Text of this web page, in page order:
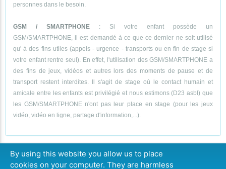
personnes dans le besoin.
GSM / SMARTPHONE : Si votre enfant possède un
GSM/SMARTPHONE, il est demandé à ce que ce dernier ne soit utilisé
qu' à des fins utiles (appels - urgence - transports ou en fin de stage si
votre enfant rentre seul). En effet, l'utilisation des GSM/SMARTPHONE a
des fins de jeux, vidéos et autres lors des moments de pause et de
transport restent interdites. Il s'agit de stage où le contact humain et
amicale entre les enfants est privilégié et nous estimons (D23 asbl) que
les GSM/SMARTPHONE n'ont pas leur place en stage (pour les jeux
vidéo, vidéo en ligne, partage d'information,...).
CONTINUER
By using this website you allow us to place
cookies on your computer. They are harmless